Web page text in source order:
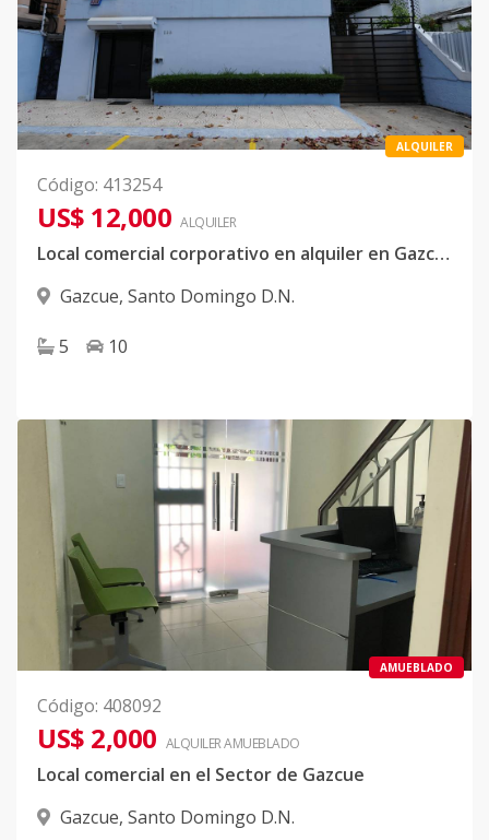
ALQUILER
Código: 413254
US$ 12,000 ALQUILER
Local comercial corporativo en alquiler en Gazcue con nave y oficinas
Gazcue, Santo Domingo D.N.
5 10
AMUEBLADO
Código: 408092
US$ 2,000 ALQUILERAMUEBLADO
Local comercial en el Sector de Gazcue
Gazcue, Santo Domingo D.N.